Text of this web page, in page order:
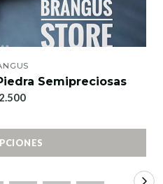
Semipreciosas